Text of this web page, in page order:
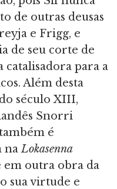
de outras deusas
e Frigg, e
de seu corte de
catalisadora para a
Além desta
do século XIII,
Snorri
é
naLokasenna
em outra obra da
sua virtude e